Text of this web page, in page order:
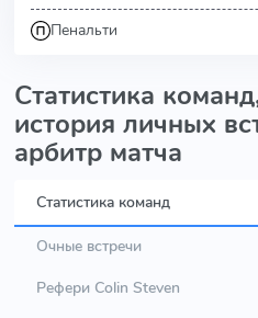
Пенальти
Статистика
история личных
арбитр матча
Статистика команд
Очные встречи
Рефери Colin Steven